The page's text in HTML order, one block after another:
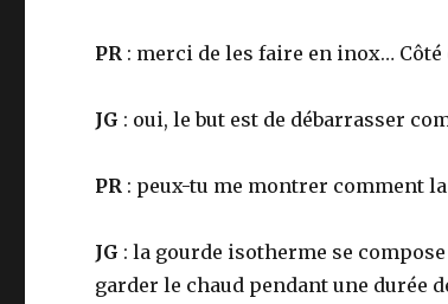
PR : merci de les faire en inox…
JG : oui, le but est de débarrasser
PR : peux-tu me montrer comment
JG : la gourde isotherme se
garder le chaud pendant une durée